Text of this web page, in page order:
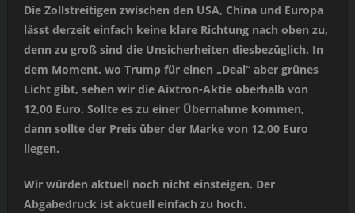
Die Zollstreitigen zwischen den USA, China und Europa
lässt derzeit einfach keine klare Richtung nach oben zu,
denn zu groß sind die Unsicherheiten diesbezüglich. In
dem Moment, wo Trump für einen „Deal“ aber grünes
Licht gibt, sehen wir die Aixtron-Aktie oberhalb von
12,00 Euro. Sollte es zu einer Übernahme kommen,
dann sollte der Preis über der Marke von 12,00 Euro
liegen.
Wir würden aktuell noch nicht einsteigen. Der
Abgabedruck ist aktuell einfach zu hoch.